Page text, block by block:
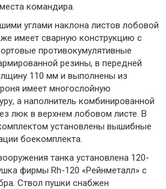
командира.
углами наклона листов лобовой
имеет сварную конструкцию с
противокумулятивные
резины, в передней
110 мм и выполнены из
имеет многослойную
а наполнитель комбинированной
люк в верхнем лобовом листе. В
установлены вышибные
боекомплекта.
танка установлена 120-
фирмы Rh-120 «Рейнметалл» с
Ствол пушки снабжен